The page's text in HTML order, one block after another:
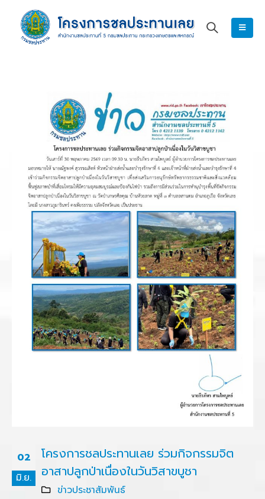
02
มิ.ย.
โครงการชลประทานเลย ร่วมกิจกรรมจิต
อาสาปลูกป่าเนื่องในวันวิสาขบูชา
ข่าวประชาสัมพันธ์